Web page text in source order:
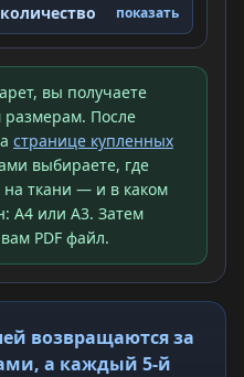
показать
вы получаете
размерам. После
странице купленных
выбираете, где
на ткани — и в каком
A4 или A3. Затем
PDF файл.
возвращаются за
а каждый 5-й